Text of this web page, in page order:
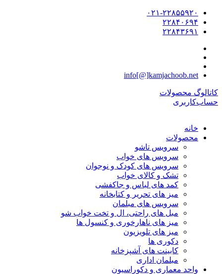
۰۲۱-۲۲۸۵۵۹۲۰
۲۲۸۴۰۶۹۴
۲۲۸۴۳۶۹۱
info[@]kamjachoob.net
کاتالوگ محصولات
حساب‌کاربری
خانه
محصولات
سرویس تاشو
سرویس های خواب
سرویس های کودک و نوجوان
تشک و کالای خواب
کمد های لباس و جاکفشی
میز های تحریر و کتابخانه
سرویس های مبلمان
مبل های راحتی، ال و تخت خواب شو
میز های ناهارخوری و کنسول ها
میز های تلویزیون
دکوری ها
کابینت های آشپزخانه
مبلمان اداری
واحد معماری و دکوراسیون